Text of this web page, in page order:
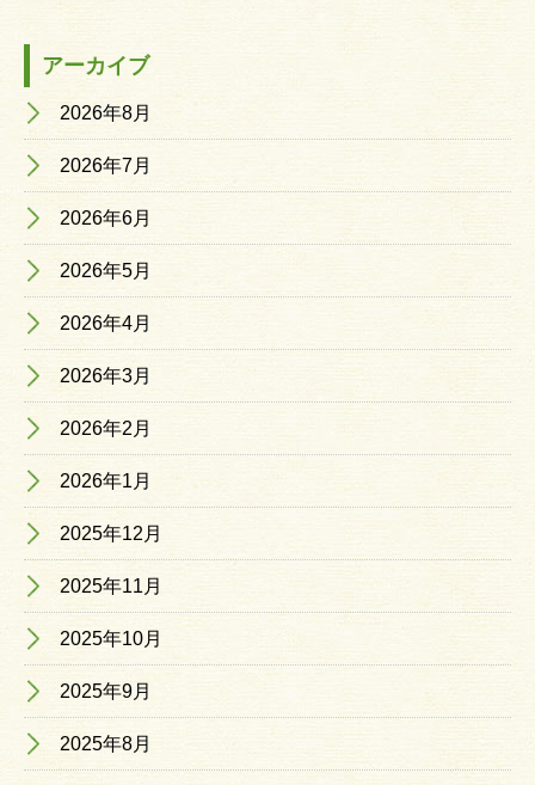
アーカイブ
2026年8月
2026年7月
2026年6月
2026年5月
2026年4月
2026年3月
2026年2月
2026年1月
2025年12月
2025年11月
2025年10月
2025年9月
2025年8月